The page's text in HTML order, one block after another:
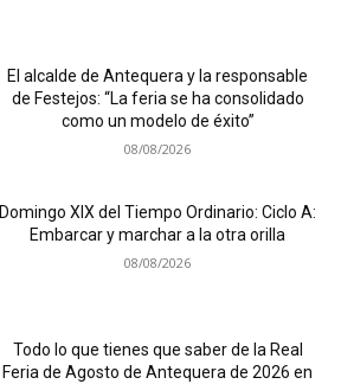
El alcalde de Antequera y la responsable
de Festejos: “La feria se ha consolidado
como un modelo de éxito”
08/08/2026
Domingo XIX del Tiempo Ordinario: Ciclo A:
Embarcar y marchar a la otra orilla
08/08/2026
Todo lo que tienes que saber de la Real
Feria de Agosto de Antequera de 2026 en